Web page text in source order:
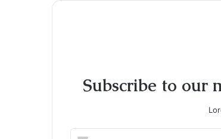
Subscribe to our